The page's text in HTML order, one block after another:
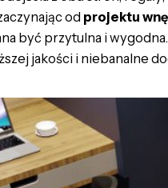
od projektu
być przytulna i
jakości i niebanalne